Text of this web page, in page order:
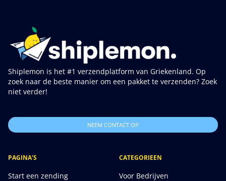
Shiplemon is het #1 verzendplatform van Griekenland. Op
zoek naar de beste manier om een pakket te verzenden? Zoek
niet verder!
NEEM CONTACT OP
PAGINA'S
Start een zending
CATEGORIEEN
Voor Bedrijven